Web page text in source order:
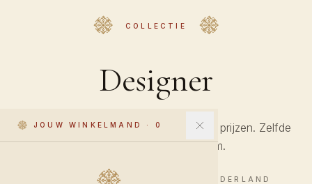
JOUW WINKELMAND · 0
COLLECTIE
Designer
Designer-patronen tegen toegankelijke prijzen. Zelfde
materialen, zelfde pasvorm.
6 STUKS · HANDGEMAAKT IN NEDERLAND